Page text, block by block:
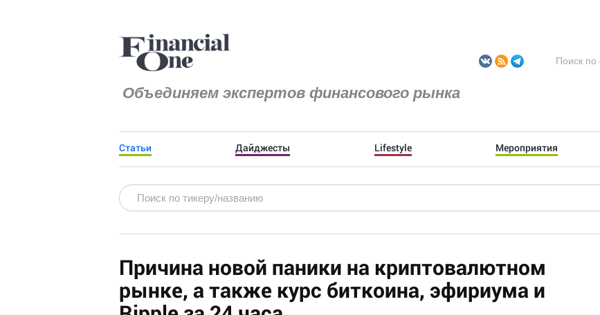
Объединяем экспертов финансового рынка
Статьи Дайджесты Lifestyle Мероприятия
Причина новой паники на криптовалютном
рынке, а также курс биткоина, эфириума и